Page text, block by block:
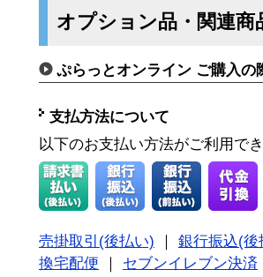
オプション品・関連商
ぷらっとオンライン ご購入の
支払方法について
以下のお支払い方法がご利用で
売掛取引(後払い)
銀行振込(後
換宅配便
セブンイレブン決済